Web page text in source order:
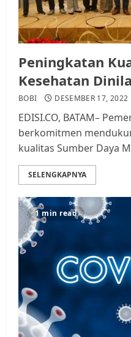
Peningkatan
Kesehatan
BOBI DESEMBER 17, 2022
EDISI.CO, BATAM–
berkomitmen
kualitas Sumber Daya
SELENGKAPNYA
1 min read